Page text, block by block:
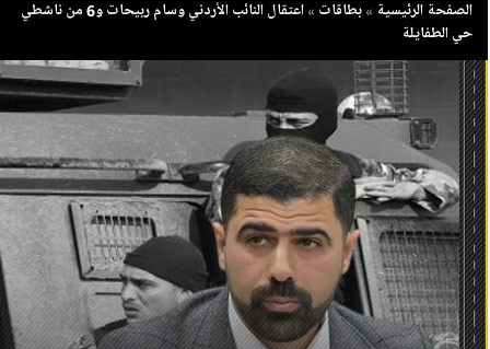
بحث متقدم
Breadcrumb
الصفحة الرئيسية بطاقات
اعتقال النائب الأردني وسام ربيحات و6 من ناشطي
حي الطفايلة